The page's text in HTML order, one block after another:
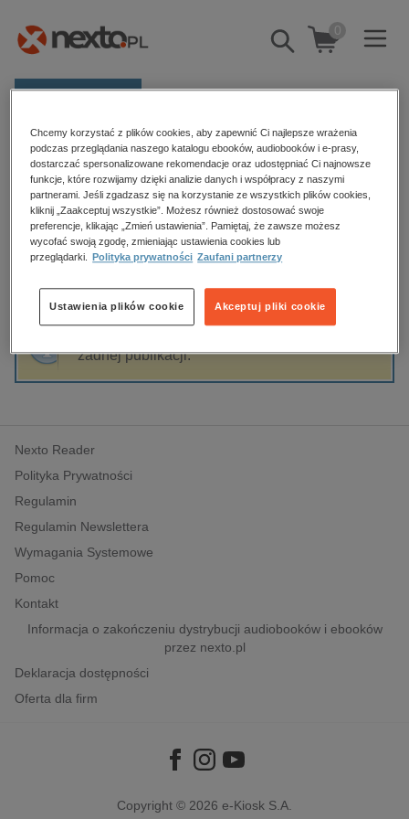
Pokaż/schowaj
wyszukiwarkę
0
Kategorie
Zobacz wszystkie E-prasa
budownictwo, aranżacja wnętrz
biznesowe, branżowe, gospodarka
dzienniki
edukacja
hobby, sport, rozrywka
komputery, internet, technologie, informatyka
polityka, społeczno-informacyjne
psychologiczne
inne
popularno-naukowe
historia
Strona główna F. Craxi
F. Craxi
Sortowanie Filtrowanie
żadnej publikacji.
Nexto Reader
Polityka Prywatności
Regulamin
Regulamin Newslettera
Wymagania Systemowe
Pomoc
Kontakt
Informacja o zakończeniu dystrybucji audiobooków i ebooków
przez nexto.pl
Deklaracja dostępności
Oferta dla firm
Copyright © 2026 e-Kiosk S.A.
Chcemy korzystać z plików cookies, aby zapewnić Ci najlepsze wrażenia
podczas przeglądania naszego katalogu ebooków, audiobooków i e-prasy,
dostarczać spersonalizowane rekomendacje oraz udostępniać Ci najnowsze
funkcje, które rozwijamy dzięki analizie danych i współpracy z naszymi
partnerami. Jeśli zgadzasz się na korzystanie ze wszystkich plików cookies,
kliknij „Zaakceptuj wszystkie”. Możesz również dostosować swoje
preferencje, klikając „Zmień ustawienia”. Pamiętaj, że zawsze możesz
wycofać swoją zgodę, zmieniając ustawienia cookies lub
przeglądarki.
Polityka prywatności Zaufani partnerzy
Akceptuj pliki cookie
Ustawienia plików cookie